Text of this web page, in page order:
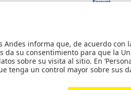
1964.
de 1949 Minjusticia.